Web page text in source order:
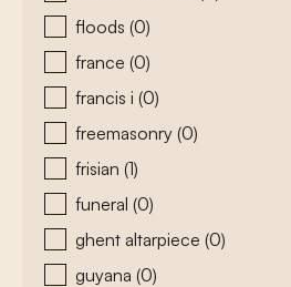
floods (0)
france (0)
francis i (0)
freemasonry (0)
frisian (1)
funeral (0)
ghent altarpiece (0)
guyana (0)